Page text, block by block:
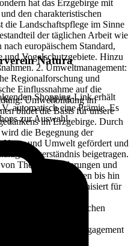
hat das Erzgebirge mit
den charakteristischen
die Landschaftspflege im Sinne
der täglichen Arbeit wie
nach europäischem Standard,
und Vogelschutzgebiete. Hinzu
2. Umweltmanagement:
Regionalforschung und
Einflussnahme auf die
Umweltbildung im
bildet die Basis für unsere
im Erzgebirge. Durch
die Begegnung der
Natur und Umwelt gefördert und
beigetragen.
Themenwanderungen und
und Tagungen bis hin
Der Verein organisiert für
erzgebirgischen
an der deutsch-
das ehrenamtliche Engagement
Natura
Shopping-Link erhält
automatisch eine Prämie. Es
zur Auswahl.